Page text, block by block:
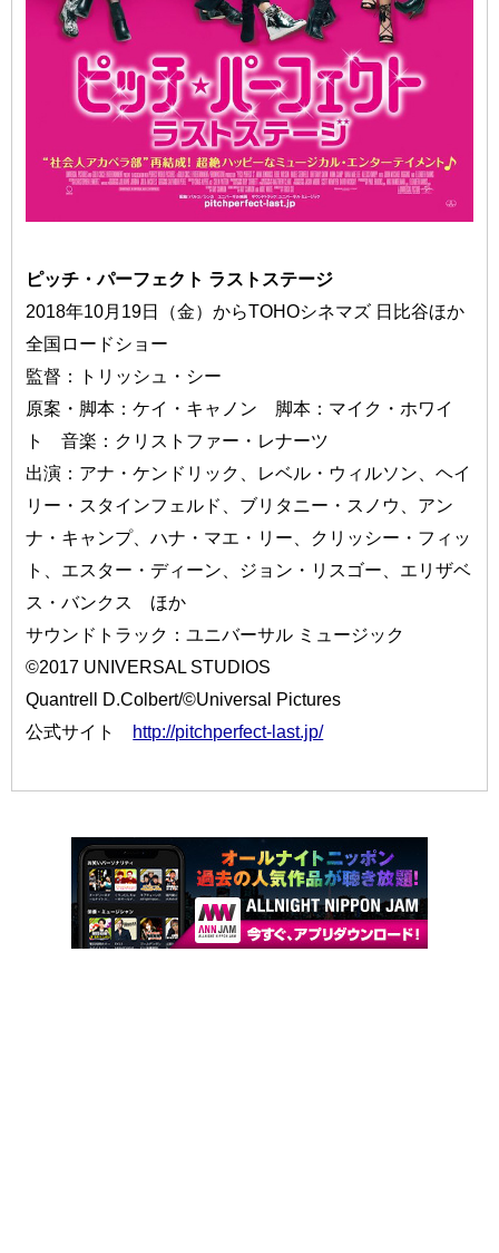
ピッチ・パーフェクト ラストステージ
2018年10月19日（金）からTOHOシネマズ 日比谷ほか
全国ロードショー
監督：トリッシュ・シー
原案・脚本：ケイ・キャノン 脚本：マイク・ホワイ
ト 音楽：クリストファー・レナーツ
出演：アナ・ケンドリック、レベル・ウィルソン、ヘイ
リー・スタインフェルド、ブリタニー・スノウ、アン
ナ・キャンプ、ハナ・マエ・リー、クリッシー・フィッ
ト、エスター・ディーン、ジョン・リスゴー、エリザベ
ス・バンクス ほか
サウンドトラック：ユニバーサル ミュージック
©2017 UNIVERSAL STUDIOS
Quantrell D.Colbert/©Universal Pictures
公式サイト http://pitchperfect-last.jp/